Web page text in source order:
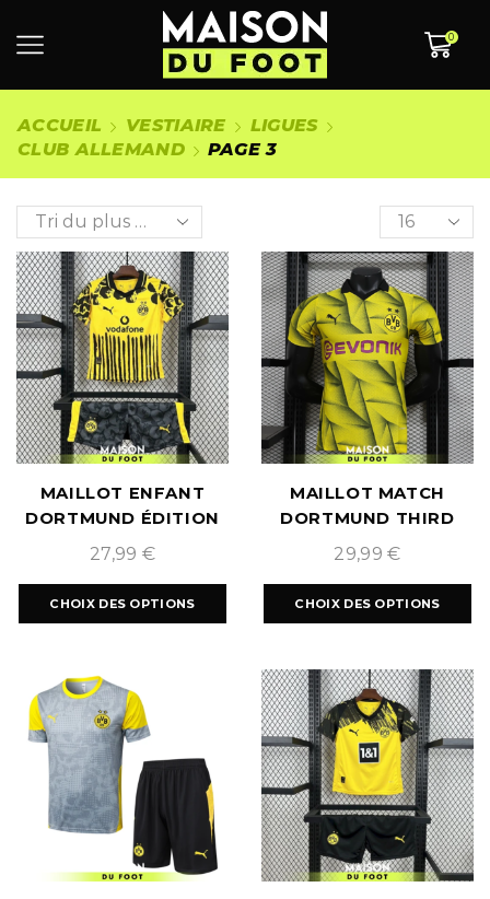
0
ACCUEIL VESTIAIRE
LIGUES
CLUB ALLEMAND
PAGE 3
MAILLOT ENFANT
DORTMUND ÉDITION
SPÉCIALE 2025/2026
27,99 €
CHOIX DES OPTIONS
MAILLOT MATCH
DORTMUND THIRD
EXTÉRIEUR
2023/2024
29,99€
CHOIX DES OPTIONS